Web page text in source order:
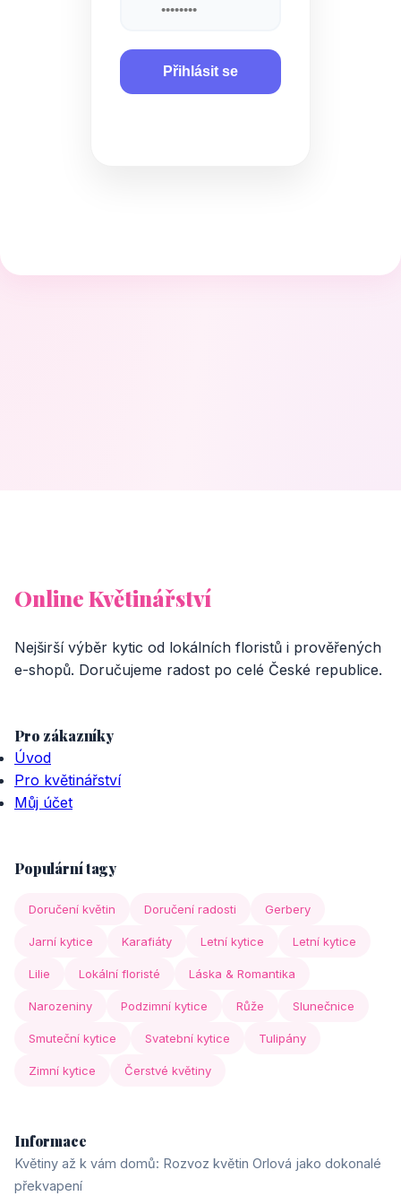
Přihlásit se
Online Květinářství
Nejširší výběr kytic od lokálních floristů i prověřených
e-shopů. Doručujeme radost po celé České republice.
Pro zákazníky
Úvod
Pro květinářství
Můj účet
Populární tagy
Doručení květin Doručení radosti Gerbery
Jarní kytice Karafiáty Letní kytice Letní kytice
Lilie Lokální floristé Láska & Romantika
Narozeniny Podzimní kytice Růže Slunečnice
Smuteční kytice Svatební kytice Tulipány
Zimní kytice Čerstvé květiny
Informace
Květiny až k vám domů: Rozvoz květin Orlová jako dokonalé
překvapení